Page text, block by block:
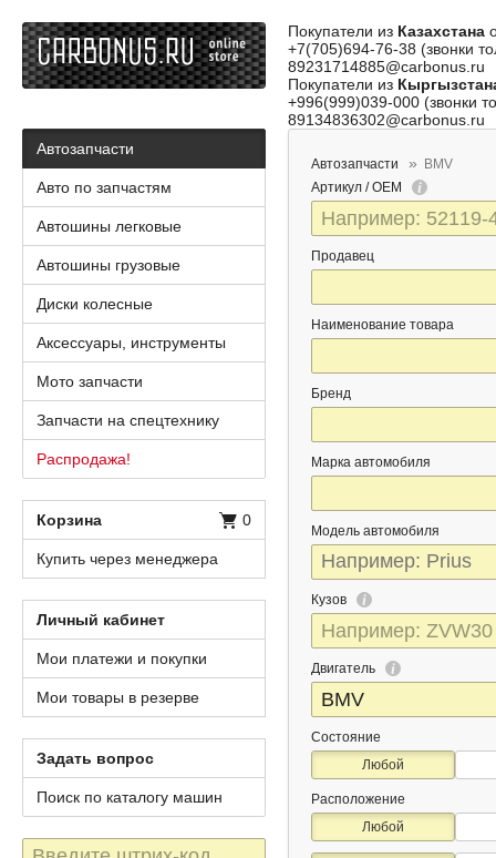
Покупатели из Казахстана
+7(705)694-76-38 (звонки
89231714885@carbonus.ru
Покупатели из
+996(999)039-000 (звонки
89134836302@carbonus.ru
Автозапчасти
BMV
Артикул / OEM
Продавец
Наименование товара
Бренд
Марка автомобиля
Модель автомобиля
Кузов
Двигатель
Состояние
Любой
Расположение
Любой
Автозапчасти
Авто по запчастям
Автошины легковые
Автошины грузовые
Диски колесные
Аксессуары, инструменты
Мото запчасти
Запчасти на спецтехнику
Распродажа!
Корзина 0
Купить через менеджера
Личный кабинет
Мои платежи и покупки
Мои товары в резерве
Задать вопрос
Поиск по каталогу машин
Штрих-